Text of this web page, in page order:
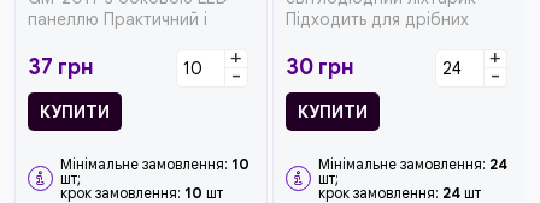
панеллю Практичний і
дому, а...
37 грн +
-
КУПИТИ
Мінімальне замовлення: 10
шт;
крок замовлення: 10 шт
Підходить для дрібних
похо...
30 грн +
-
КУПИТИ
Мінімальне замовлення: 24
шт;
крок замовлення: 24 шт